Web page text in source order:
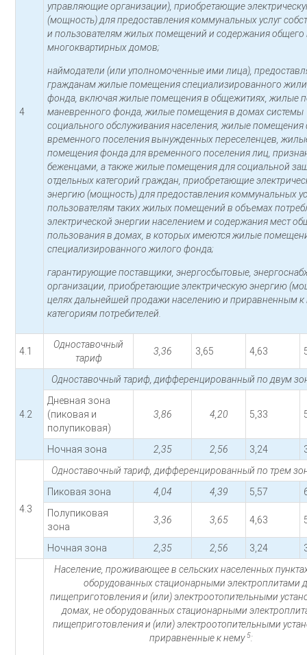
4
управляющие организации), приобретающие
(мощность) для предоставления коммунальных услуг
и пользователям жилых помещений и содержания общего
многоквартирных домов;
наймодатели (или уполномоченные ими лица),
гражданам жилые помещения специализированного
фонда, включая жилые помещения в общежитиях, жилые
маневренного фонда, жилые помещения в домах системы
социального обслуживания населения, жилые помещения
временного поселения вынужденных переселенцев,
помещения фонда для временного поселения лиц,
беженцами, а также жилые помещения для социальной
отдельных категорий граждан, приобретающие
энергию (мощность) для предоставления коммунальных
пользователям таких жилых помещений в объемах
электрической энергии населением и содержания мест
пользования в домах, в которых имеются жилые
специализированного жилого фонда;
гарантирующие поставщики, энергосбытовые,
организации, приобретающие электрическую энергию
целях дальнейшей продажи населению и приравненным к
категориям потребителей.
4.1
Одноставочный
тариф
3,36 3,65 4,63
4.2
Одноставочный тариф, дифференцированный по двум
Дневная зона
(пиковая и
полупиковая)
3,86 4,20 5,33
Ночная зона 2,35 2,56 3,24
4.3
Одноставочный тариф, дифференцированный по трем
Пиковая зона
4,04 4,39 5,57
Полупиковая
зона
3,36 3,65 4,63
Ночная зона 2,35 2,56 3,24
Население, проживающее в сельских населенных
оборудованных стационарными электроплитами
пищеприготовления и (или) электроотопительными
домах, не оборудованных стационарными
пищеприготовления и (или) электроотопительными
приравненные к нему5: